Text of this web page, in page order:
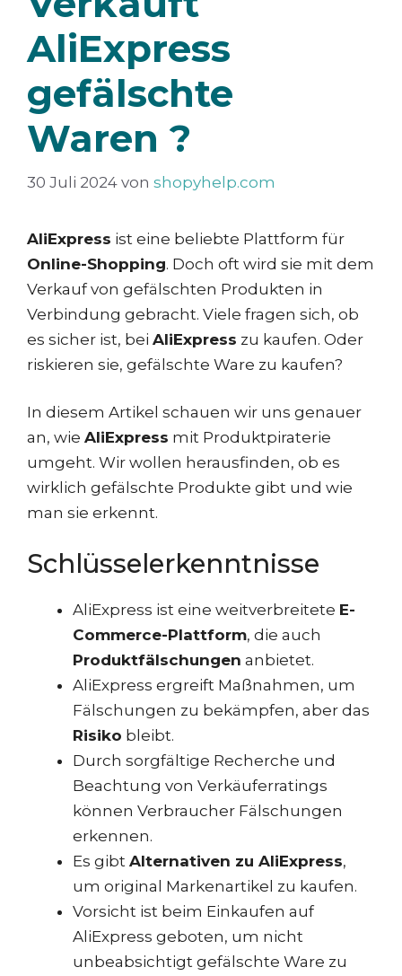
AliExpress
gefälschte
Waren ?
30 Juli 2024 von shopyhelp.com
AliExpress ist eine beliebte Plattform für
Online-Shopping. Doch oft wird sie mit dem
Verkauf von gefälschten Produkten in
Verbindung gebracht. Viele fragen sich, ob
es sicher ist, bei AliExpress zu kaufen. Oder
riskieren sie, gefälschte Ware zu kaufen?
In diesem Artikel schauen wir uns genauer
an, wie AliExpress mit Produktpiraterie
umgeht. Wir wollen herausfinden, ob es
wirklich gefälschte Produkte gibt und wie
man sie erkennt.
Schlüsselerkenntnisse
AliExpress ist eine weitverbreitete E-
Commerce-Plattform, die auch
Produktfälschungen anbietet.
AliExpress ergreift Maßnahmen, um
Fälschungen zu bekämpfen, aber das
Risiko bleibt.
Durch sorgfältige Recherche und
Beachtung von Verkäuferratings
können Verbraucher Fälschungen
erkennen.
Es gibt Alternativen zu AliExpress,
um original Markenartikel zu kaufen.
Vorsicht ist beim Einkaufen auf
AliExpress geboten, um nicht
unbeabsichtigt gefälschte Ware zu